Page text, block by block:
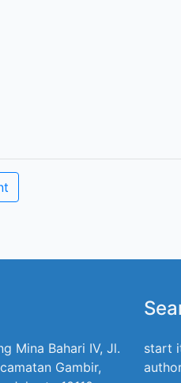
Mina Bahari IV, Jl.
Gambir,
start